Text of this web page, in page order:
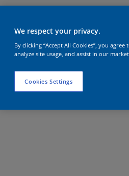
We respect your privacy.
By clicking “Accept All Cookies”, you
analyze site usage, and assist in our
Cookies Settings